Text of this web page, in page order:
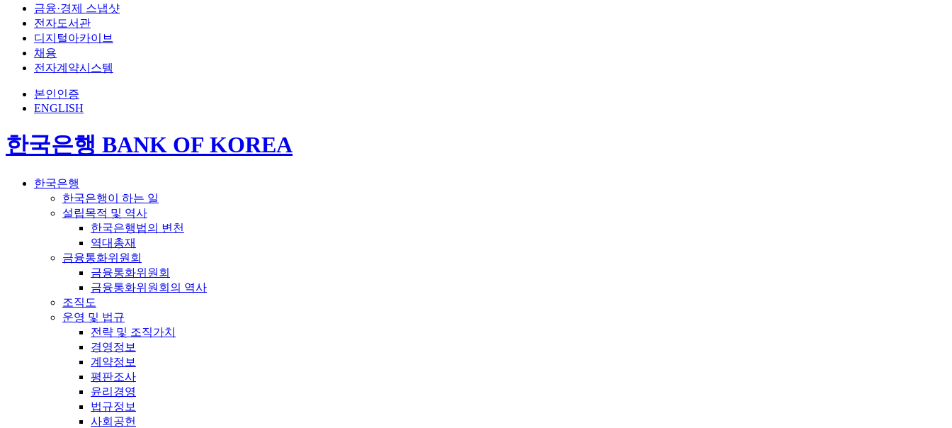
금융·경제 스냅샷
전자도서관
디지털아카이브
채용
전자계약시스템
본인인증
ENGLISH
한국은행 BANK OF KOREA
한국은행
한국은행이 하는 일
설립목적 및 역사
한국은행법의 변천
역대총재
금융통화위원회
금융통화위원회
금융통화위원회의 역사
조직도
운영 및 법규
전략 및 조직가치
경영정보
계약정보
평판조사
윤리경영
법규정보
사회공헌